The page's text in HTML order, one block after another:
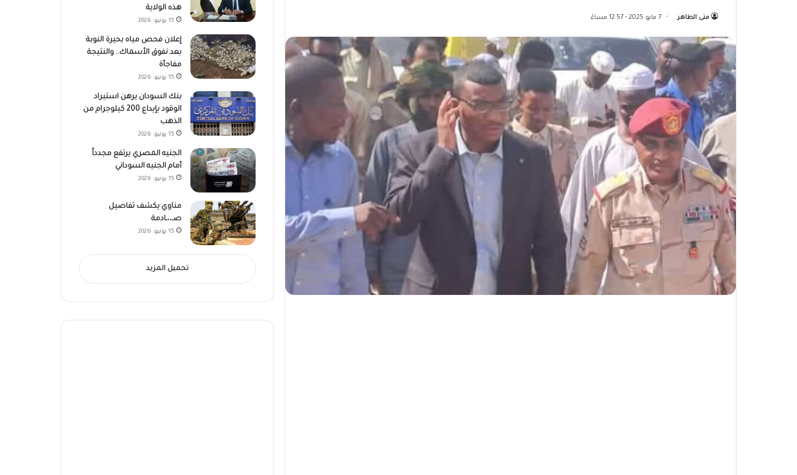
منى الطاهر 7 مايو 2025 - 12:57 مساءً
هذه الولاية
15 يونيو، 2026
إعلان فحص مياه بحيرة النوبة
بعد نفوق الأسماك.. والنتيجة
مفاجأة
15 يونيو، 2026
بنك السودان يرهن استيراد
الوقود بإيداع 200 كيلوجرام من
الذهب
15 يونيو، 2026
الجنيه المصري يرتفع مجدداً
أمام الجنيه السوداني
15 يونيو، 2026
مناوي يكشف تفاصيل
صـ،،ـادمة
15 يونيو، 2026
تحميل المزيد